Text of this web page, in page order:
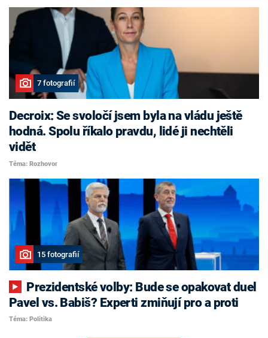
7 fotografií
Decroix: Se svoločí jsem byla na vládu ještě
hodná. Spolu říkalo pravdu, lidé ji nechtěli
vidět
Téma: Rozhovor
15 fotografií
Pavel vs. Babiš? Experti zmiňují pro a proti
Téma: Politika